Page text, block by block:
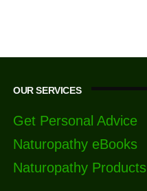
OUR SERVICES
Get Personal Advice
Naturopathy eBooks
Naturopathy Products